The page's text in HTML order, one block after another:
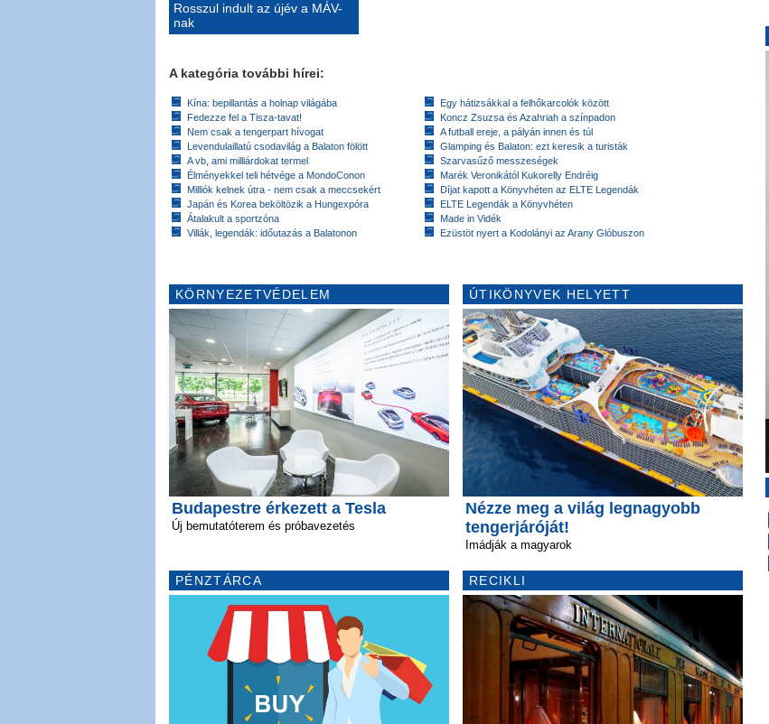
Rosszul indult az újév a MÁV-
nak
A kategória további hírei:
Kína: bepillantás a holnap világába
Fedezze fel a Tisza-tavat!
Nem csak a tengerpart hívogat
Levendulaillatú csodavilág a Balaton fölött
A vb, ami milliárdokat termel
Élményekkel teli hétvége a MondoConon
Milliók kelnek útra - nem csak a meccsekért
Japán és Korea beköltözik a Hungexpóra
Átalakult a sportzóna
Villák, legendák: időutazás a Balatonon
Egy hátizsákkal a felhőkarcolók között
Koncz Zsuzsa és Azahriah a színpadon
A futball ereje, a pályán innen és túl
Glamping és Balaton: ezt keresik a turisták
Szarvasűző messzeségek
Marék Veronikától Kukorelly Endréig
Díjat kapott a Könyvhéten az ELTE Legendák
ELTE Legendák a Könyvhéten
Made in Vidék
Ezüstöt nyert a Kodolányi az Arany Glóbuszon
KÖRNYEZETVÉDELEM
Budapestre érkezett a Tesla
Új bemutatóterem és próbavezetés
PÉNZTÁRCA
ÚTIKÖNYVEK HELYETT
Nézze meg a világ legnagyobb
tengerjáróját!
Imádják a magyarok
RECIKLI